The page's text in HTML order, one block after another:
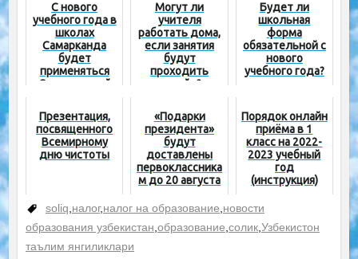
С нового
учебного года в
школах
Самарканда
будет
применяться
Cингапурский
Могут ли
учителя
работать дома,
если занятия
будут
проходить
онлайн?
Будет ли
школьная
форма
обязательной с
нового
учебного года?
Презентация,
посвященного
Всемирному
дню чистоты
«Подарки
президента»
будут
доставлены
первоклассника
м до 20 августа
Порядок онлайн
приёма в 1
класс на 2022-
2023 учебный
год
(инструкция)
soliq,налог,налог на образование,новости
образования узбекистан,образование,солик,Узбекистон
таълим янгиликлари